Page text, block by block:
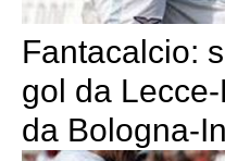
Fantacalcio:
gol da
da Bologna-